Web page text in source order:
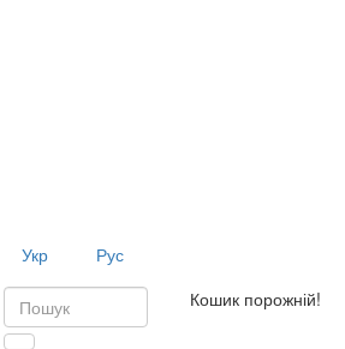
Укр
Рус
Кошик порожній!